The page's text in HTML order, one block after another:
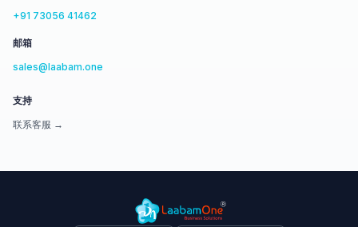
+91 73056 41462
邮箱
sales@laabam.one
支持
联系客服 →